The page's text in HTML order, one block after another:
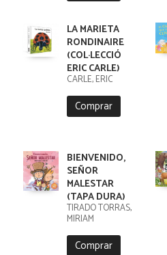
LA MARIETA
RONDINAIRE
(COL·LECCIÓ
ERIC CARLE)
CARLE, ERIC
Comprar
BIENVENIDO,
SEÑOR
MALESTAR
(TAPA DURA)
TIRADO TORRAS,
MIRIAM
Comprar